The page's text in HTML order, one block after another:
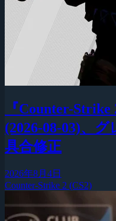
『Counter-
(2026-08-03)、
具合修正
2026年8月4日
Counter-Strike 2 (CS2)